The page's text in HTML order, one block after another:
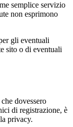
semplice servizio
non esprimono
gli eventuali
sito o di eventuali
dovessero
di registrazione, è
privacy.